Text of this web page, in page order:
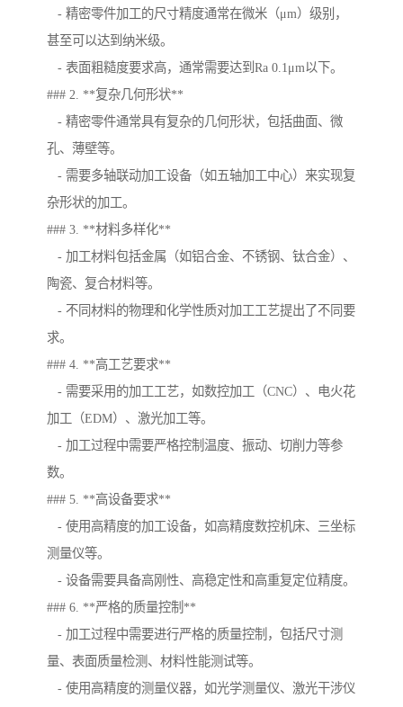
- 精密零件加工的尺寸精度通常在微米（μm）级别，
甚至可以达到纳米级。
- 表面粗糙度要求高，通常需要达到Ra 0.1μm以下。
### 2. **复杂几何形状**
- 精密零件通常具有复杂的几何形状，包括曲面、微
孔、薄壁等。
- 需要多轴联动加工设备（如五轴加工中心）来实现复
杂形状的加工。
### 3. **材料多样化**
- 加工材料包括金属（如铝合金、不锈钢、钛合金）、
陶瓷、复合材料等。
- 不同材料的物理和化学性质对加工工艺提出了不同要
求。
### 4. **高工艺要求**
- 需要采用的加工工艺，如数控加工（CNC）、电火花
加工（EDM）、激光加工等。
- 加工过程中需要严格控制温度、振动、切削力等参
数。
### 5. **高设备要求**
- 使用高精度的加工设备，如高精度数控机床、三坐标
测量仪等。
- 设备需要具备高刚性、高稳定性和高重复定位精度。
### 6. **严格的质量控制**
- 加工过程中需要进行严格的质量控制，包括尺寸测
量、表面质量检测、材料性能测试等。
- 使用高精度的测量仪器，如光学测量仪、激光干涉仪